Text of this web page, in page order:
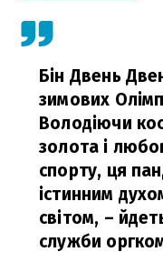
Бін Двень
зимових
Володіючи
золота і
спорту, ця
істинним
світом, –
служби